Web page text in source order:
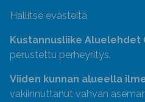
Hallitse evästeitä
Kustannusliike Aluelehdet
perustettu perheyritys.
Viiden kunnan alueella
vakiinnuttanut vahvan